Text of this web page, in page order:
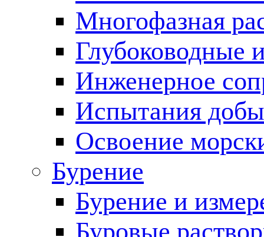
Многофазная
Глубоководные
Инженерное
Испытания
Освоение
Бурение
Бурение и